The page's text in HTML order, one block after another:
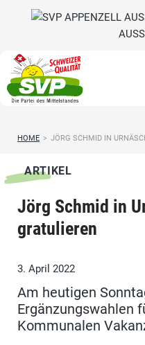
HOME > JÖRG SCHMID IN
ARTIKEL
Jörg Schmid in
gratulieren
3. April 2022
Am heutigen
Ergänzungswahlen
Kommunalen